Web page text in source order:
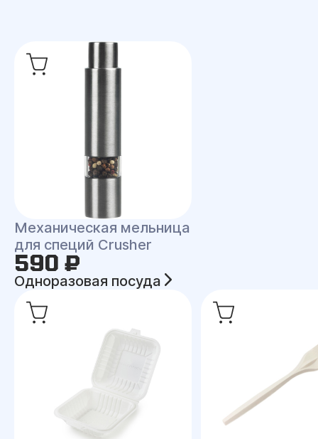
Механическая мельница
для специй Crusher
590 ₽
Одноразовая посуда